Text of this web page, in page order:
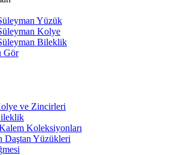
Yüzük
Kolye
Bileklik
Gör
ve Zincirleri
Koleksiyonları
Daştan Yüzükleri